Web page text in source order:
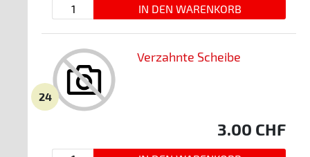
24
Verzahnte Scheibe
3.00 CHF